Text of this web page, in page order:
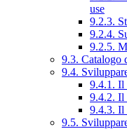
use
9.2.3.
9.2.4.
9.2.5.
9.3. Catalogo
9.4.
9.4.1. Il
9.4.2. Il
9.4.3. Il
9.5.